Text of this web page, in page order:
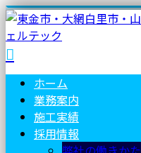
ホーム
業務案内
施工実績
採用情報